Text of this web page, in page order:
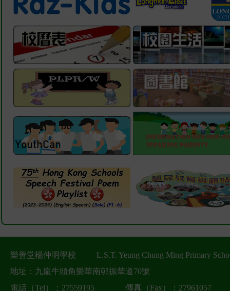
樂善堂楊仲明學校
L.S.T. Yeung Chung Ming Primary
地址：九龍牛頭角樂華南邨振華道70號
電話（Tel）：27559195
傳真（Fax）：27961057